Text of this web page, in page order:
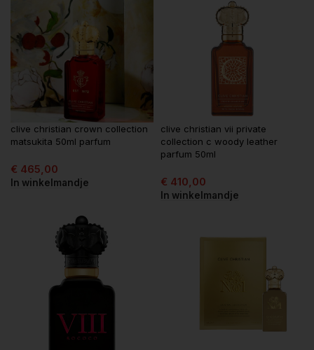
clive christian crown collection
matsukita 50ml parfum
€ 465,00
In winkelmandje
clive christian vii private
collection c woody leather
parfum 50ml
€ 410,00
In winkelmandje